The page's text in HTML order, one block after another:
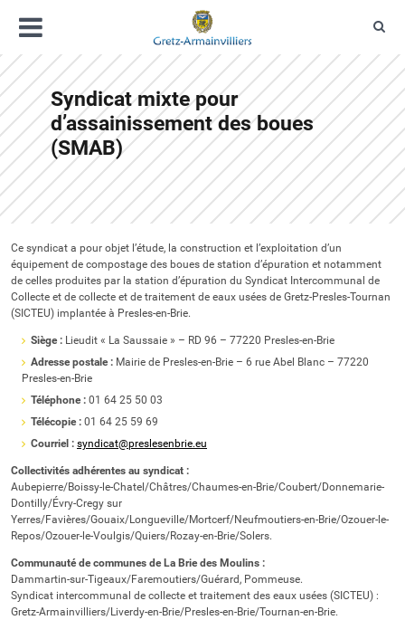
contenu
Menu
Gretz-Armainvilliers
Site officiel de Gretz-Armainvilliers,
Syndicat mixte pour
d’assainissement des boues
(SMAB)
Ce syndicat a pour objet l’étude, la construction et l’exploitation d’un
équipement de compostage des boues de station d’épuration et notamment
de celles produites par la station d’épuration du Syndicat Intercommunal de
Collecte et de collecte et de traitement de eaux usées de Gretz-Presles-Tournan
(SICTEU) implantée à Presles-en-Brie.
Siège : Lieudit « La Saussaie » – RD 96 – 77220 Presles-en-Brie
Adresse postale : Mairie de Presles-en-Brie – 6 rue Abel Blanc – 77220
Presles-en-Brie
Téléphone : 01 64 25 50 03
Télécopie : 01 64 25 59 69
Courriel : syndicat@preslesenbrie.eu
Collectivités adhérentes au syndicat :
Aubepierre/Boissy-le-Chatel/Châtres/Chaumes-en-Brie/Coubert/Donnemarie-
Dontilly/Évry-Cregy sur
Yerres/Favières/Gouaix/Longueville/Mortcerf/Neufmoutiers-en-Brie/Ozouer-le-
Repos/Ozouer-le-Voulgis/Quiers/Rozay-en-Brie/Solers.
Communauté de communes de La Brie des Moulins :
Dammartin-sur-Tigeaux/Faremoutiers/Guérard, Pommeuse.
Syndicat intercommunal de collecte et traitement des eaux usées (SICTEU) :
Gretz-Armainvilliers/Liverdy-en-Brie/Presles-en-Brie/Tournan-en-Brie.